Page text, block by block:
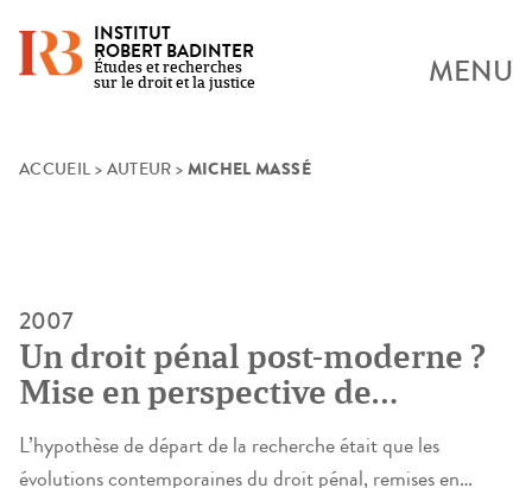
Skip
INSTITUT
ROBERT BADINTER
Études et recherches
sur le droit et la justice
MENU
ACCUEIL > AUTEUR > MICHEL MASSÉ
2007
Un droit pénal post-moderne ?
Mise en perspective de
certaines évolutions
contemporaines
L’hypothèse de départ de la recherche était que les
évolutions contemporaines du droit pénal, remises en